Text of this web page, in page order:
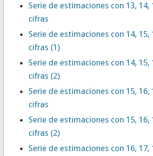
Serie de estimaciones con 13, 14,
cifras
Serie de estimaciones con 14, 15,
cifras (1)
Serie de estimaciones con 14, 15,
cifras (2)
Serie de estimaciones con 15, 16,
cifras
Serie de estimaciones con 15, 16,
cifras (2)
Serie de estimaciones con 16, 17,